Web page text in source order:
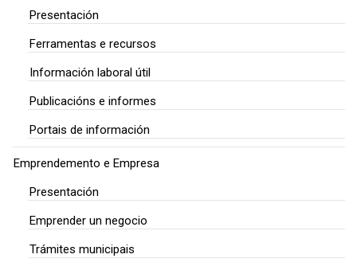
Presentación
Ferramentas e recursos
Información laboral útil
Publicacións e informes
Portais de información
Emprendemento e Empresa
Presentación
Emprender un negocio
Trámites municipais